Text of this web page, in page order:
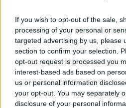
If you wish to opt-out of the sale,
processing of your personal or
targeted advertising by us, please
section to confirm your selection.
opt-out request is processed you
interest-based ads based on
us or personal information
your opt-out. You may separately
disclosure of your personal
Renginiai
Tarptautinę jaunimo
dieną Kretingoje –
išskirtinis iššūkis, sporto
varžybos ir koncertai